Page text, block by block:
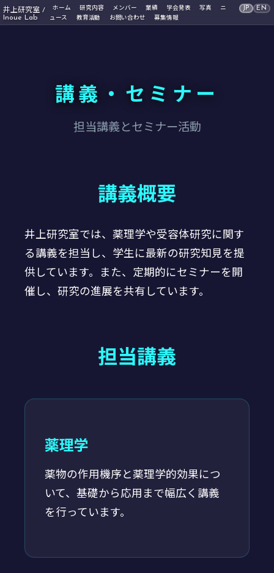
井上研究室 /
Inoue Lab
ホーム 研究内容 メンバー 業績 学会発表 写真
ニ
ュース
教育活動 お問い合わせ 募集情報
JP EN
講義・セミナー
担当講義とセミナー活動
講義概要
井上研究室では、薬理学や受容体研究に関す
る講義を担当し、学生に最新の研究知見を提
供しています。また、定期的にセミナーを開
催し、研究の進展を共有しています。
担当講義
薬理学
薬物の作用機序と薬理学的効果につ
いて、基礎から応用まで幅広く講義
を行っています。